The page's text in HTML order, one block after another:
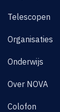
Telescopen
Organisaties
Onderwijs
Over NOVA
Colofon